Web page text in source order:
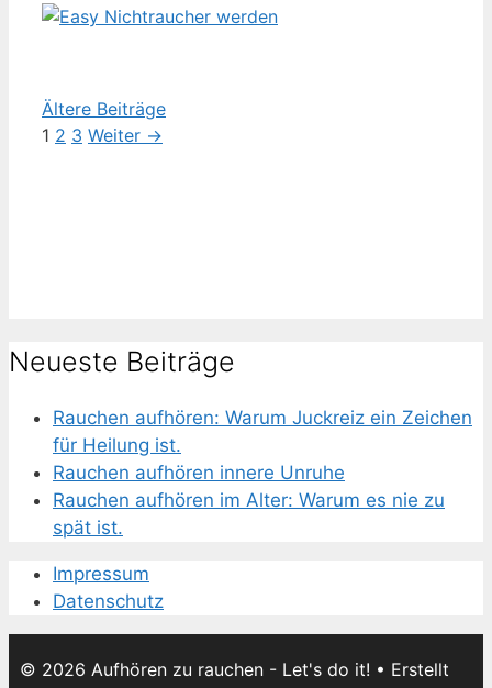
Ältere Beiträge
Seite
1 Seite
2 Seite
3 Weiter →
Neueste Beiträge
Rauchen aufhören: Warum Juckreiz ein Zeichen
für Heilung ist.
Rauchen aufhören innere Unruhe
Rauchen aufhören im Alter: Warum es nie zu
spät ist.
Impressum
Datenschutz
© 2026 Aufhören zu rauchen - Let's do it! • Erstellt